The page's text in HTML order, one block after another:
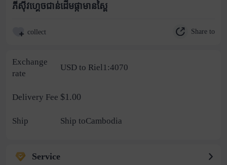
ភីសុីវហ្គេចជាន់ដើមផ្កាមានស្ពៃ
collect Share to
Exchange
rate
USD to Riel1:4070
Delivery Fee $1.00
Ship Ship toCambodia
Service